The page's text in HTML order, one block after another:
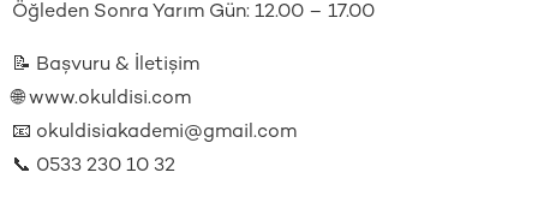
Öğleden Sonra Yarım Gün: 12.00 – 17.00
📝 Başvuru & İletişim
🌐 www.okuldisi.com
📧 okuldisiakademi@gmail.com
📞 0533 230 10 32